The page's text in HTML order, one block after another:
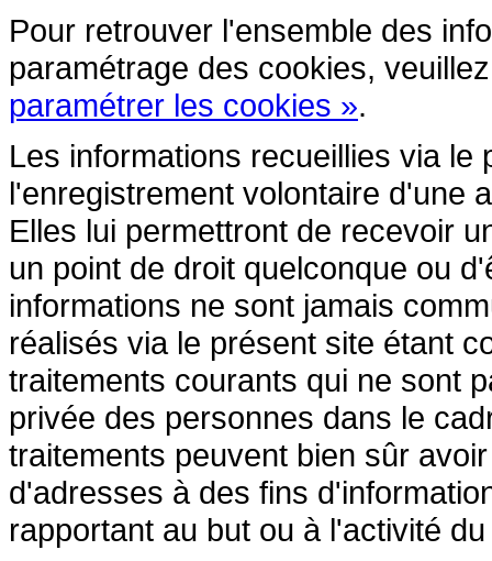
Pour retrouver l'ensemble des
paramétrage des cookies,
paramétrer les cookies ».
Les informations recueillies via le
l'enregistrement volontaire d'une
Elles lui permettront de recevoir
un point de droit quelconque ou
informations ne sont jamais
réalisés via le présent site étant
traitements courants qui ne sont
privée des personnes dans le
traitements peuvent bien sûr
d'adresses à des fins
rapportant au but ou à l'activité